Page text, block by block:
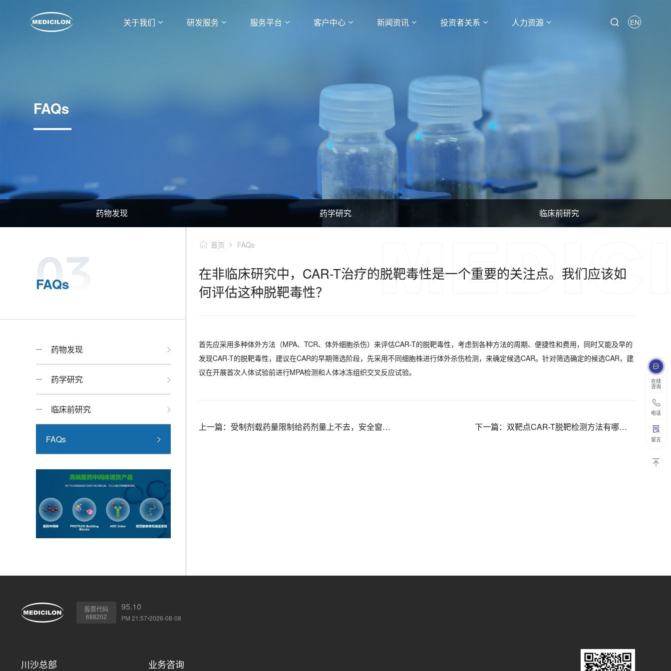
关于我们 研发服务 服务平台 客户中心 新闻资讯 投资者关系 人力资源 EN
在线
咨询
电话
留言
FAQs
药物发现 药学研究 临床前研究
FAQs
药物发现
药学研究
临床前研究
FAQs
首页 FAQs
在非临床研究中，CAR-T治疗的脱靶毒性是一个重要的关注点。我们应该如
何评估这种脱靶毒性？
首先应采用多种体外方法（MPA、TCR、体外细胞杀伤）来评估CAR-T的脱靶毒性，考虑到各种方法的周期、便捷性和费用，同时又能及早的
发现CAR-T的脱靶毒性，建议在CAR的早期筛选阶段，先采用不同细胞株进行体外杀伤检测，来确定候选CAR。针对筛选确定的候选CAR，建
议在开展首次人体试验前进行MPA检测和人体冰冻组织交叉反应试验。
上一篇： 受制剂载药量限制给药剂量上不去，安全窗较窄时，建议如何解决？ 下一篇： 双靶点CAR-T脱靶检测方法有哪些？
股票代码
688202
95.10
PM 21:57•2026-08-08
川沙总部 业务咨询